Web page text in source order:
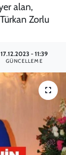
alan,
Zorlu
17.12.2023 - 11:39
GÜNCELLEME